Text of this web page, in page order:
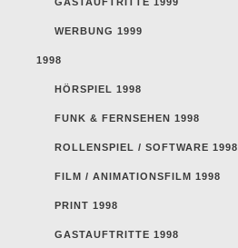
WERBUNG 1999
1998
HÖRSPIEL 1998
FUNK & FERNSEHEN 1998
ROLLENSPIEL / SOFTWARE 1998
FILM / ANIMATIONSFILM 1998
PRINT 1998
GASTAUFTRITTE 1998